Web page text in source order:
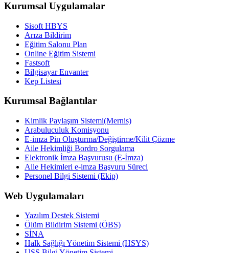
Kurumsal Uygulamalar
Sisoft HBYS
Arıza Bildirim
Eğitim Salonu Plan
Online Eğitim Sistemi
Fastsoft
Bilgisayar Envanter
Kep Listesi
Kurumsal Bağlantılar
Kimlik Paylaşım Sistemi(Mernis)
Arabuluculuk Komisyonu
E-imza Pin Oluşturma/Değiştirme/Kilit Çözme
Aile Hekimliği Bordro Sorgulama
Elektronik İmza Başvurusu (E-İmza)
Aile Hekimleri e-imza Başvuru Süreci
Personel Bilgi Sistemi (Ekip)
Web Uygulamaları
Yazılım Destek Sistemi
Ölüm Bildirim Sistemi (ÖBS)
SİNA
Halk Sağlığı Yönetim Sistemi (HSYS)